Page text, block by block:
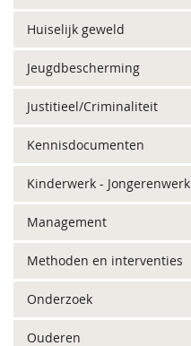
Huiselijk geweld
Jeugdbescherming
Justitieel/Criminaliteit
Kennisdocumenten
Kinderwerk - Jongerenwerk
Management
Methoden en interventies
Onderzoek
Ouderen